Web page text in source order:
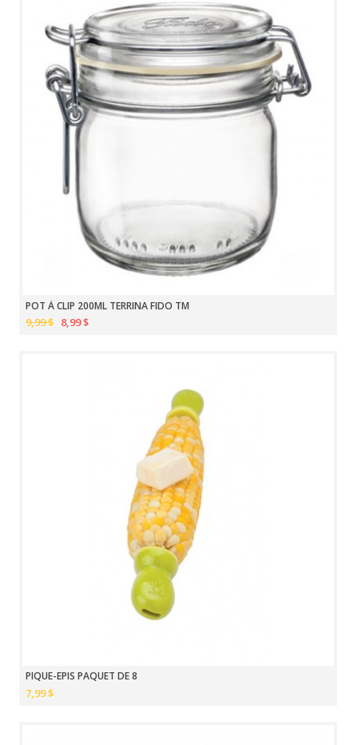
POT À CLIP 200ML TERRINA FIDO TM
9,99 $ 8,99 $
PIQUE-EPIS PAQUET DE 8
7,99 $